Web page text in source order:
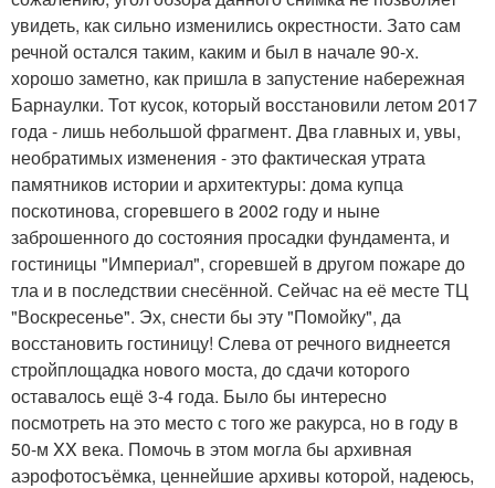
увидеть, как сильно изменились окрестности. Зато сам
речной остался таким, каким и был в начале 90-х.
хорошо заметно, как пришла в запустение набережная
Барнаулки. Тот кусок, который восстановили летом 2017
года - лишь небольшой фрагмент. Два главных и, увы,
необратимых изменения - это фактическая утрата
памятников истории и архитектуры: дома купца
поскотинова, сгоревшего в 2002 году и ныне
заброшенного до состояния просадки фундамента, и
гостиницы "Империал", сгоревшей в другом пожаре до
тла и в последствии снесённой. Сейчас на её месте ТЦ
"Воскресенье". Эх, снести бы эту "Помойку", да
восстановить гостиницу! Слева от речного виднеется
стройплощадка нового моста, до сдачи которого
оставалось ещё 3-4 года. Было бы интересно
посмотреть на это место с того же ракурса, но в году в
50-м XX века. Помочь в этом могла бы архивная
аэрофотосъёмка, ценнейшие архивы которой, надеюсь,